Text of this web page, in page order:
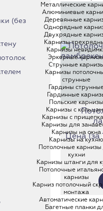
Металлические
Алюминиевые
Деревянные
Однорядные
Двухрядные
Карнизы
Карнизы
Эркерные
Струнные
Карнизы
струнные
Гардины
Гардинные
Польские
Карнизы с
Карнизы с
Карнизы для
Карнизы на окна
Карнизы на
Потолочные карнизы
кухни
Карнизы штанги для
Потолочные
карнизы
Карниз потолочный
монтажа
Автоматические
Багетные планки
(без
Цена (за